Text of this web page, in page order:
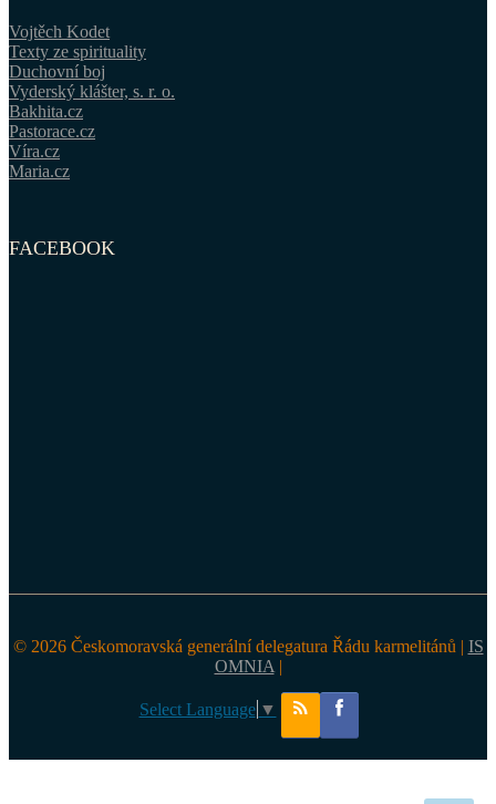
Vojtěch Kodet
Texty ze spirituality
Duchovní boj
Vyderský klášter, s. r. o.
Bakhita.cz
Pastorace.cz
Víra.cz
Maria.cz
FACEBOOK
© 2026 Českomoravská generální delegatura Řádu karmelitánů | IS
OMNIA |
Select Language ▼